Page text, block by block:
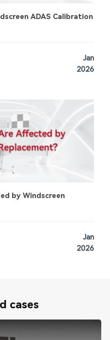
ADAS Calibration
Jan
2026
by Windscreen
Jan
2026
cases